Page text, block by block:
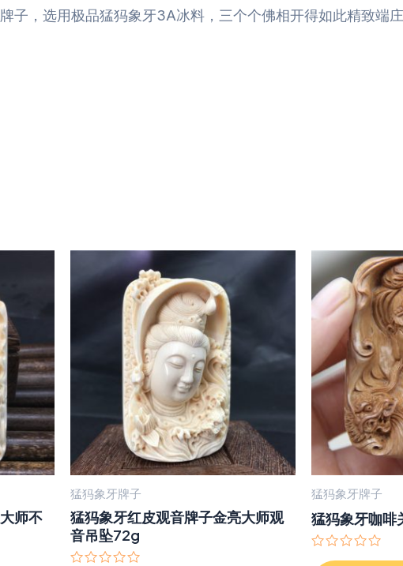
子，选用极品猛犸象牙3A冰料，三个个佛相开得如此精致端
师不
猛犸象牙牌子
猛犸象牙红皮观音牌子金亮大师观
音吊坠72g
猛犸象牙牌子
猛犸象牙咖啡